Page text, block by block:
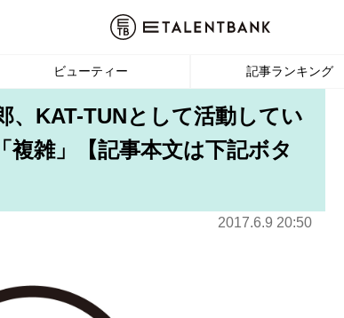
ビューティー 記事ランキング
、KAT-TUNとして活動してい
雑」【記事本文は下記ボタ
2017.6.9 20:50